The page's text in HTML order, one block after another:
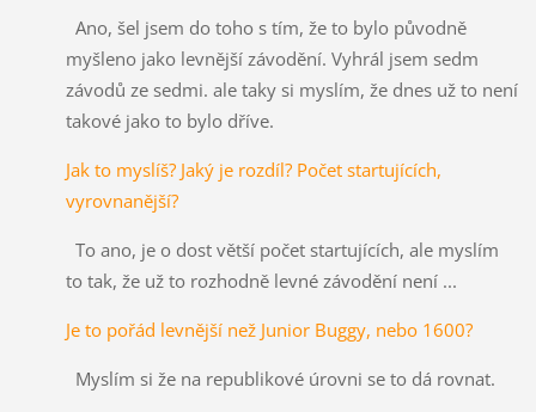
Ano, šel jsem do toho s tím, že to bylo původně
myšleno jako levnější závodění. Vyhrál jsem sedm
závodů ze sedmi. ale taky si myslím, že dnes už to není
takové jako to bylo dříve.
Jak to myslíš? Jaký je rozdíl? Počet startujících,
vyrovnanější?
To ano, je o dost větší počet startujících, ale myslím
to tak, že už to rozhodně levné závodění není ...
Je to pořád levnější než Junior Buggy, nebo 1600?
Myslím si že na republikové úrovni se to dá rovnat.